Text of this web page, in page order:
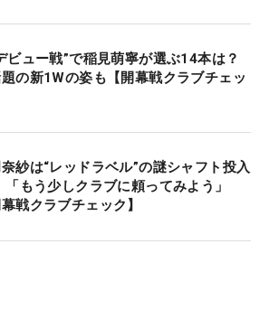
たので、今年も会場に来てから決
た」
ンCCはバミューダ芝。その芝に
にウェッジがキレイに抜けたと
て、2～3ヤードですが距離のズ
るよりもしっかり振らないと」
けに、慎重に選ぶことになりそう
ビュー戦”で稲見萌寧が選ぶ14本は？
の新1Wの姿も【開幕戦クラブチェッ
紗は“レッドラベル”の謎シャフト投入
「もう少しクラブに頼ってみよう」
幕戦クラブチェック】